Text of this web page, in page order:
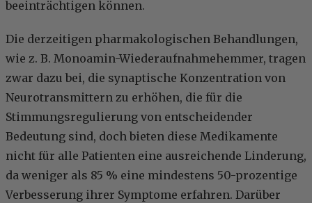
beeinträchtigen können.
Die derzeitigen pharmakologischen Behandlungen,
wie z. B. Monoamin-Wiederaufnahmehemmer, tragen
zwar dazu bei, die synaptische Konzentration von
Neurotransmittern zu erhöhen, die für die
Stimmungsregulierung von entscheidender
Bedeutung sind, doch bieten diese Medikamente
nicht für alle Patienten eine ausreichende Linderung,
da weniger als 85 % eine mindestens 50-prozentige
Verbesserung ihrer Symptome erfahren. Darüber